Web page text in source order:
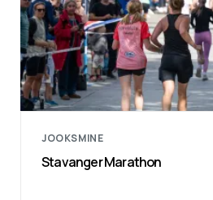
JOOKSMINE
Stavanger Marathon